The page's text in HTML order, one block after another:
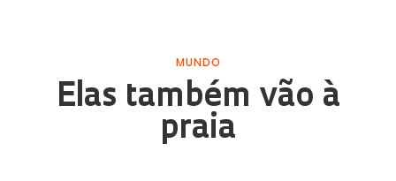
MUNDO
Elas também vão à
praia